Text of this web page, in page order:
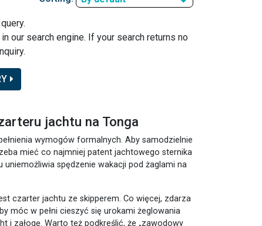
our search engine. If your search returns no
jachtu na Tonga
wymogów formalnych. Aby samodzielnie
mieć co najmniej patent jachtowego sternika
spędzenie wakacji pod żaglami na
czarter jachtu ze skipperem. Co więcej, zdarza
móc w pełni cieszyć się urokami żeglowania
i załogę. Warto też podkreślić, że „zawodowy